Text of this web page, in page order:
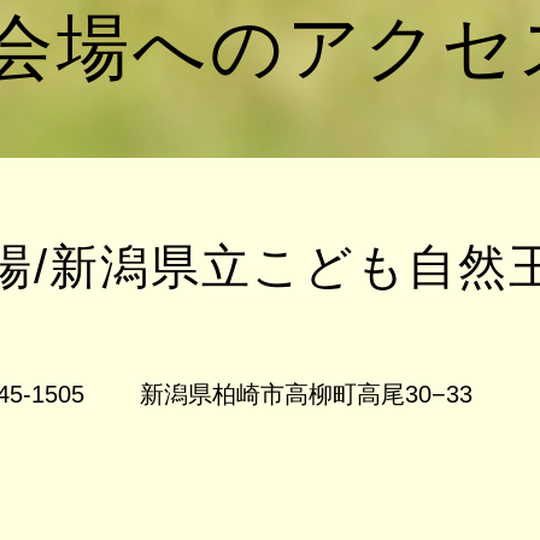
場へのアクセ
/新潟県立こども自然
1505 新潟県柏崎市高柳町高尾30−33